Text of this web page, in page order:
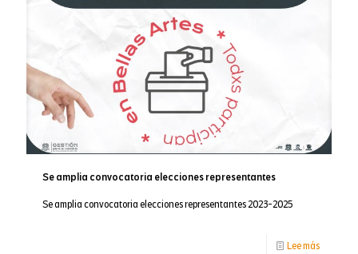
Se amplia convocatoria elecciones representantes
Se amplia convocatoria elecciones representantes 2023-2025
Lee más-